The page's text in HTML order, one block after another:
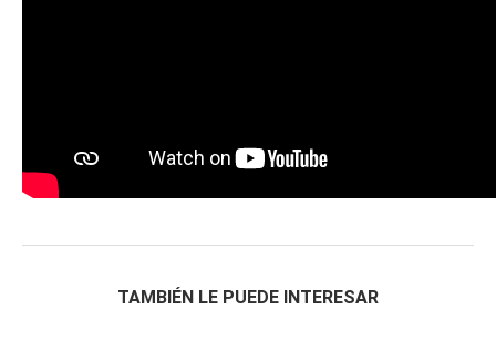
TAMBIÉN LE PUEDE INTERESAR